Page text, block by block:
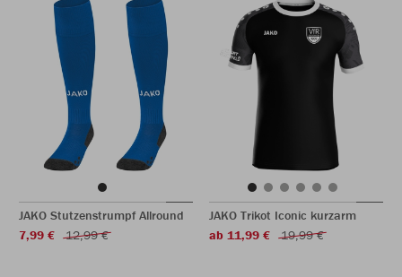
JAKO Stutzenstrumpf Allround
7,99 €
12,99 €
JAKO Trikot Iconic kurzarm
ab 11,99 €
19,99 €